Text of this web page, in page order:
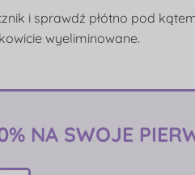
i sprawdź płótno pod
wyeliminowane.
NA SWOJE